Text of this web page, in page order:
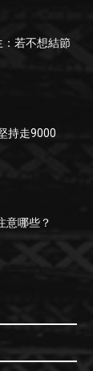
：若不想結節
持走9000
意哪些？